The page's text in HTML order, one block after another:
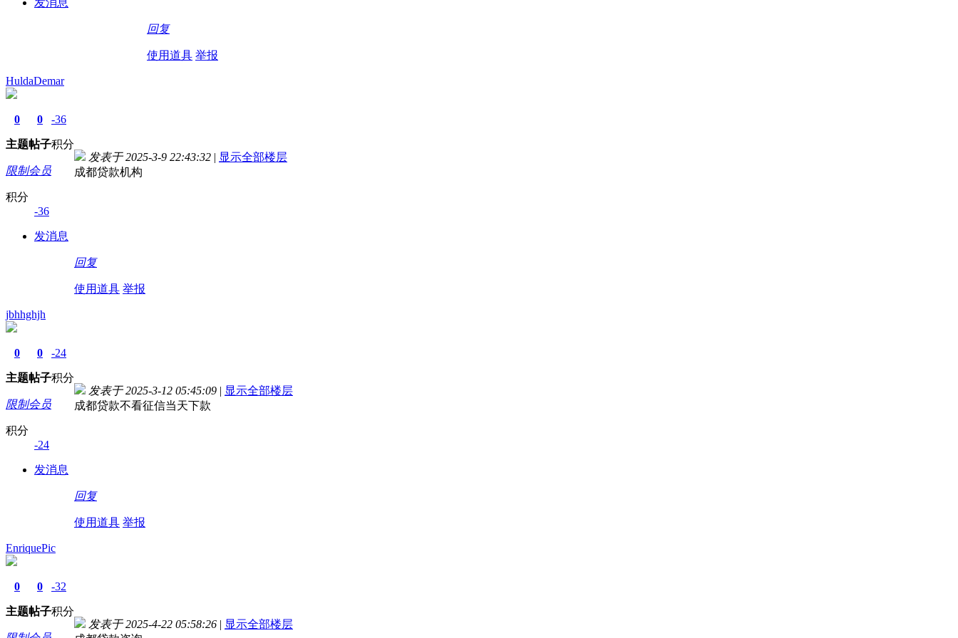
回复
使用道具 举报
HuldaDemar
0
主题
0
帖子
-36
积分
限制会员
积分
-36
发消息
发表于 2025-3-9 22:43:32 | 显示全部楼层
成都贷款机构
回复
使用道具 举报
jbhhghjh
0
主题
0
帖子
-24
积分
限制会员
积分
-24
发消息
发表于 2025-3-12 05:45:09 | 显示全部楼层
成都贷款不看征信当天下款
回复
使用道具 举报
EnriquePic
0
主题
0
帖子
-32
积分
发表于 2025-4-22 05:58:26 | 显示全部楼层